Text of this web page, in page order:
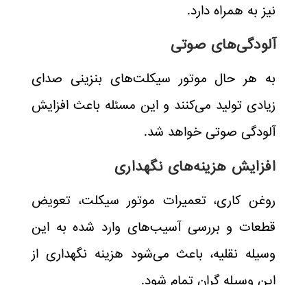
نیز به همراه دارد.
آلودگی‌های صوتی
به هر حال موتور سیکلت‌های بنزینی صدای
زیادی تولید می‌کنند و این مسئله باعث افزایش
آلودگی صوتی خواهد شد.
افزایش هزینه‌های نگهداری
روغن کاری، تعمیرات موتور سیکلت، تعویض
قطعات و بررسی آسیب‌های وارد شده به این
وسیله نقلیه، باعث می‌شود هزینه نگهداری از
این وسیله گران تمام شود.